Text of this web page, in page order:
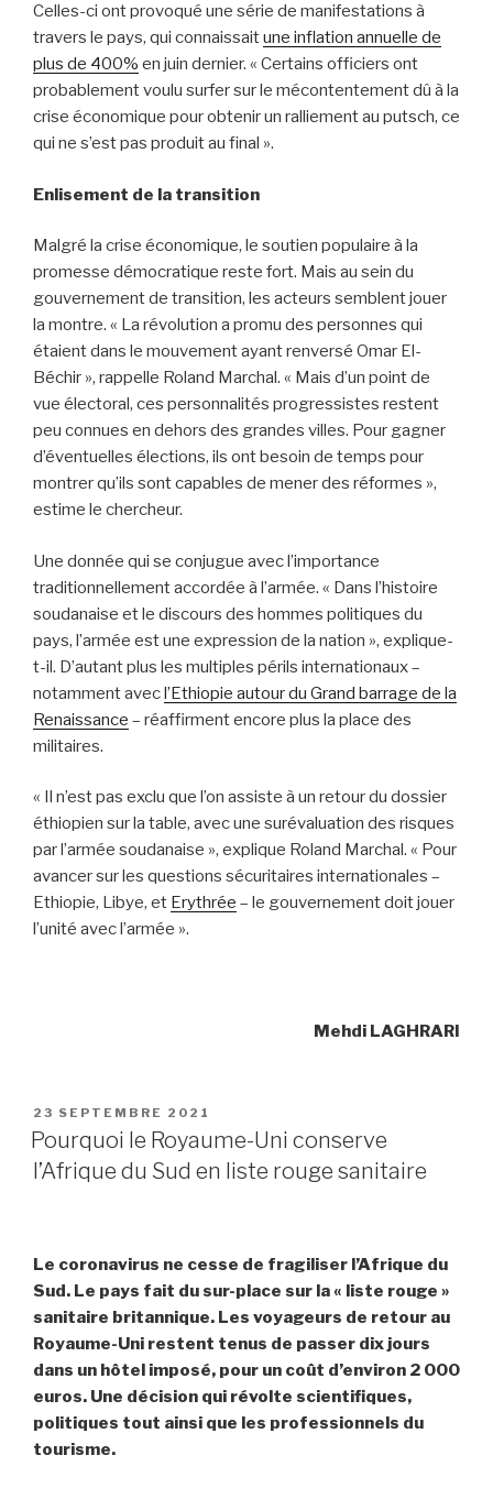
Celles-ci ont provoqué une série de manifestations à
travers le pays, qui connaissaitune inflation annuelle de
plus de 400% en juin dernier. « Certains officiers ont
probablement voulu surfer sur le mécontentement dû à la
crise économique pour obtenir un ralliement au putsch, ce
qui ne s’est pas produit au final ».
Enlisement de la transition
Malgré la crise économique, le soutien populaire à la
promesse démocratique reste fort. Mais au sein du
gouvernement de transition, les acteurs semblent jouer
la montre. « La révolution a promu des personnes qui
étaient dans le mouvement ayant renversé Omar El-
Béchir », rappelle Roland Marchal. « Mais d’un point de
vue électoral, ces personnalités progressistes restent
peu connues en dehors des grandes villes. Pour gagner
d’éventuelles élections, ils ont besoin de temps pour
montrer qu’ils sont capables de mener des réformes »,
estime le chercheur.
Une donnée qui se conjugue avec l’importance
traditionnellement accordée à l’armée. « Dans l’histoire
soudanaise et le discours des hommes politiques du
pays, l’armée est une expression de la nation », explique-
t-il. D’autant plus les multiples périls internationaux –
notamment avecl’Ethiopie autour du Grand barrage de la
Renaissance – réaffirment encore plus la place des
militaires.
« Il n’est pas exclu que l’on assiste à un retour du dossier
éthiopien sur la table, avec une surévaluation des risques
par l’armée soudanaise », explique Roland Marchal. « Pour
avancer sur les questions sécuritaires internationales –
Ethiopie, Libye, et Erythrée – le gouvernement doit jouer
l’unité avec l’armée ».
Mehdi LAGHRARI
PUBLIÉ
LE
23 SEPTEMBRE 2021
Pourquoi le Royaume-Uni conserve
l’Afrique du Sud en liste rouge sanitaire
Le coronavirus ne cesse de fragiliser l’Afrique du
Sud. Le pays fait du sur-place sur la « liste rouge »
sanitaire britannique. Les voyageurs de retour au
Royaume-Uni restent tenus de passer dix jours
dans un hôtel imposé, pour un coût d’environ 2 000
euros. Une décision qui révolte scientifiques,
politiques tout ainsi que les professionnels du
tourisme.